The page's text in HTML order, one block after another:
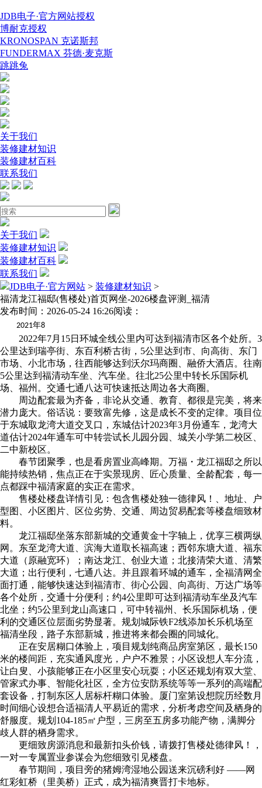
JDB电子·官方网站授权
博耐克授权
KRONOSPAN 克诺斯邦
FUNDERMAX 芬德·麦克斯
跳跳兔
关于我们
装修建材知识
装修建材百科
联系我们
关于我们
装修建材知识
装修建材百科
联系我们
JDB电子·官方网站 > 装修建材知识 >
福清龙江福邸(售楼处)首页网坐-2026楼盘评测_福清
发布时间：2026-05-24 16:26阅读：
2021年8
2022年7月15日环城全线公里内可达到福清市区各个处所。3
公里达到瑞亭街、东百利桥古街，5公里达到市、向高街、东门
市场、小北市场，往西能够达到沃尔玛商圈、融侨大酒店。往南
5公里达到福清动车坐、汽车坐。往北25公里中转长乐国际机
场、福州。交通七通八达可快速抵达周边各大商圈。
周边配套最为齐备，非论从交通、教育、都很是完美，将来
潜力庞大。俗话说：要致富先修，这是成长不变的定律。项目位
于东城取龙湾大道交叉口，东城估计2023年3月份通车，龙湾大
道估计2024年通车可中转尝试长儿园分园、城关小学第二校区、
二中新校区。
春节团聚季，也是看房置业高峰期。万福・龙江福邸之所以
能持续热销，焦点正在于实景现房、匠心质量、全龄配套，每一
点都踩中福清家庭的实正在需求。
售楼处楼盘详情引见：包含售楼处独一德律风！、地址、户
型图、小区图片、区位劣势、交通、周边贸易配套等楼盘细致材
料。
龙江福邸坐落东部新城的交通黄金十字轴上，优享三横两纵
网。东至龙湾大道、滨海大道取长福高速；西邻东塘大道、福东
大道（原融宽环）；南达龙江、创业大道；北接清荣大道、清繁
大道；出行便利，七通八达。并且跟着环城的通车，全福清网全
面打通，能够快速达到福清市、街心公园、向高街、万达广场等
各个处所，交通十分便利；约4公里即可达到福清动车坐及汽车
北坐；约5公里到龙山高速口，可中转福州、长乐国际机场，便
利的交通区位层面劣势显著。规划城际铁F2线添加长乐机场至
福清坐段，路子东部新城，推进将来都会圈的同城化。
正在安居糊口体验上，项目规划纯商品房室第区，最长150
米的楼间距，充实通风度光，户户不雅景；小区设想人车分流，
让白叟、小孩能够正在小区里安心玩耍；小区还规划有双大堂、
管家式办事、智能化社区，全方位安防系统等等一系列的高端配
套设备，打制东区人居标杆糊口体验。厦门室第设想院历经数月
时间细心设想合适福清人平易近的需求，分析考虑空间及栖身的
舒服度。规划104-185㎡户型，三房至五房多功能产物，满脚分
歧人群的栖身需求。
更细致房源消息和最新扣头价钱，请拨打售楼处德律风！，
一对一专属置业参谋会为您细致引见楼盘。
春节期间，项目旁的猪姆湾湿地公园送来沉磅利好 ——网
红彩虹桥（里美桥）正式，成为福清爽晋打卡地标。